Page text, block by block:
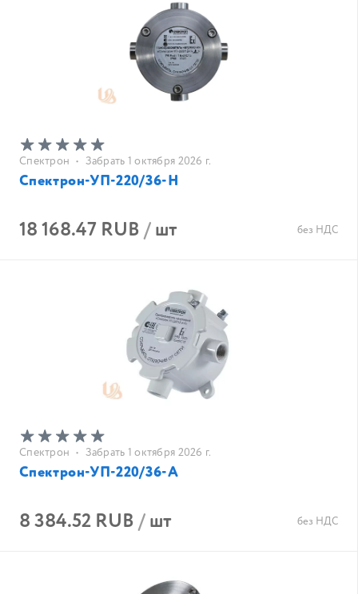
Спектрон • Забрать 1 октября 2026 г.
Спектрон-УП-220/36-Н
18 168.47 RUB/шт без НДС
Спектрон • Забрать 1 октября 2026 г.
Спектрон-УП-220/36-А
8 384.52 RUB/шт без НДС